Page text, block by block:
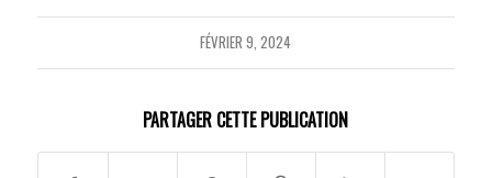
FÉVRIER 9, 2024
PARTAGER CETTE PUBLICATION